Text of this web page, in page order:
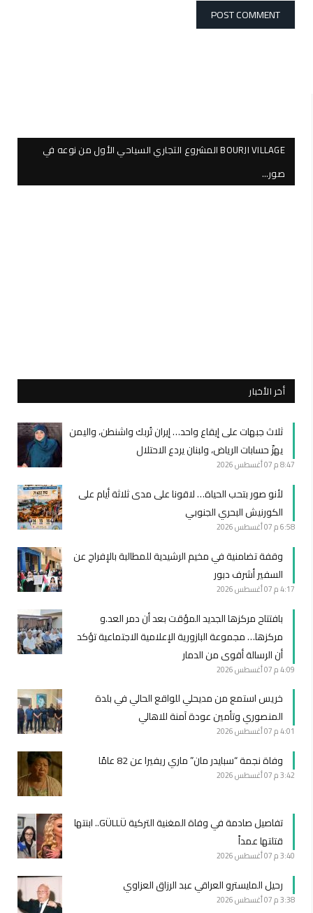
BOURJI VILLAGE المشروع التجاري السياحي الأول من نوعه في
صور…
أخر الأخبار
ثلاث جبهات على إيقاع واحد… إيران تُربك واشنطن، واليمن
يهزّ حسابات الرياض، ولبنان يردع الاحتلال
8:47 م 07 أغسطس 2026
لأنو صور بتحب الحياة… لاقونا على مدى ثلاثة أيام على
الكورنيش البحري الجنوبي
6:58 م 07 أغسطس 2026
وقفة تضامنية في مخيم الرشيدية للمطالبة بالإفراج عن
السفير أشرف دبور
4:17 م 07 أغسطس 2026
بافتتاح مركزها الجديد المؤقت بعد أن دمر العد.و
مركزها… مجموعة البازورية الإعلامية الاجتماعية تؤكد
أن الرسالة أقوى من الدمار
4:09 م 07 أغسطس 2026
خريس استمع من مديحلي للواقع الحالي في بلدة
المنصوري وتأمين عودة آمنة للاهالي
4:01 م 07 أغسطس 2026
وفاة نجمة “سبايدر مان” ماري ريفيرا عن 82 عامًا
3:42 م 07 أغسطس 2026
تفاصيل صادمة في وفاة المغنية التركية GÜLLÜ.. ابنتها
قتلتها عمداً
3:40 م 07 أغسطس 2026
رحيل المايسترو العراقي عبد الرزاق العزاوي
3:38 م 07 أغسطس 2026